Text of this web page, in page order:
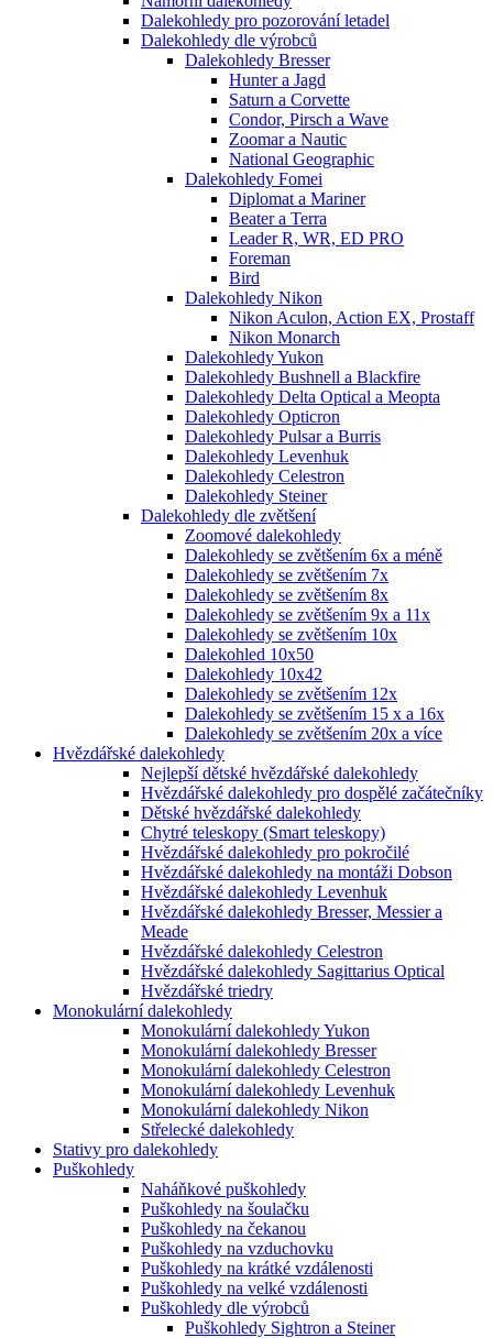
Dalekohledy pro pozorování letadel
Dalekohledy dle výrobců
Dalekohledy Bresser
Hunter a Jagd
Saturn a Corvette
Condor, Pirsch a Wave
Zoomar a Nautic
National Geographic
Dalekohledy Fomei
Diplomat a Mariner
Beater a Terra
Leader R, WR, ED PRO
Foreman
Bird
Dalekohledy Nikon
Nikon Aculon, Action EX, Prostaff
Nikon Monarch
Dalekohledy Yukon
Dalekohledy Bushnell a Blackfire
Dalekohledy Delta Optical a Meopta
Dalekohledy Opticron
Dalekohledy Pulsar a Burris
Dalekohledy Levenhuk
Dalekohledy Celestron
Dalekohledy Steiner
Dalekohledy dle zvětšení
Zoomové dalekohledy
Dalekohledy se zvětšením 6x a méně
Dalekohledy se zvětšením 7x
Dalekohledy se zvětšením 8x
Dalekohledy se zvětšením 9x a 11x
Dalekohledy se zvětšením 10x
Dalekohled 10x50
Dalekohledy 10x42
Dalekohledy se zvětšením 12x
Dalekohledy se zvětšením 15 x a 16x
Dalekohledy se zvětšením 20x a více
Hvězdářské dalekohledy
Nejlepší dětské hvězdářské dalekohledy
Hvězdářské dalekohledy pro dospělé začátečníky
Dětské hvězdářské dalekohledy
Chytré teleskopy (Smart teleskopy)
Hvězdářské dalekohledy pro pokročilé
Hvězdářské dalekohledy na montáži Dobson
Hvězdářské dalekohledy Levenhuk
Hvězdářské dalekohledy Bresser, Messier a
Meade
Hvězdářské dalekohledy Celestron
Hvězdářské dalekohledy Sagittarius Optical
Hvězdářské triedry
Monokulární dalekohledy
Monokulární dalekohledy Yukon
Monokulární dalekohledy Bresser
Monokulární dalekohledy Celestron
Monokulární dalekohledy Levenhuk
Monokulární dalekohledy Nikon
Střelecké dalekohledy
Stativy pro dalekohledy
Puškohledy
Naháňkové puškohledy
Puškohledy na šoulačku
Puškohledy na čekanou
Puškohledy na vzduchovku
Puškohledy na krátké vzdálenosti
Puškohledy na velké vzdálenosti
Puškohledy dle výrobců
Puškohledy Sightron a Steiner